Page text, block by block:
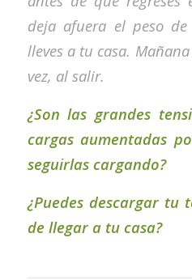
deja afuera el peso
lleves a tu casa.
vez, al salir.
¿Son las grandes
cargas aumentadas
seguirlas cargando?
¿Puedes descargar tu
de llegar a tu casa?